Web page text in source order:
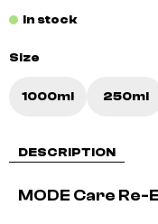
In stock
Size
1000ml 250ml
DESCRIPTION
MODE Care